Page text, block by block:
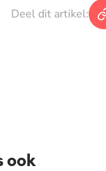
Deel dit artikel:
ook